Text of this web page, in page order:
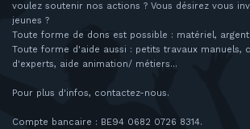
voulez soutenir nos actions ? Vous désirez vous
jeunes ?
Toute forme de dons est possible : matériel,
Toute forme d'aide aussi : petits travaux manuels,
d'experts, aide animation/ métiers...
Pour plus d'infos, contactez-nous.
Compte bancaire : BE94 0682 0726 8314.